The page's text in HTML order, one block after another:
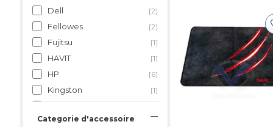
Dell [2]
Fellowes [2]
Fujitsu [1]
HAVIT [1]
HP [6]
Kingston [1]
oem
Categorie d'accessoire